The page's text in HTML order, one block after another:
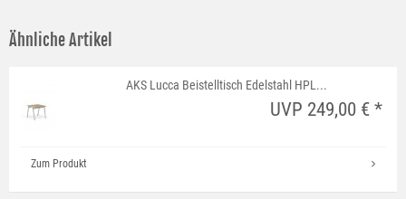
Ähnliche Artikel
AKS Lucca Beistelltisch Edelstahl HPL...
UVP 249,00 € *
Zum Produkt